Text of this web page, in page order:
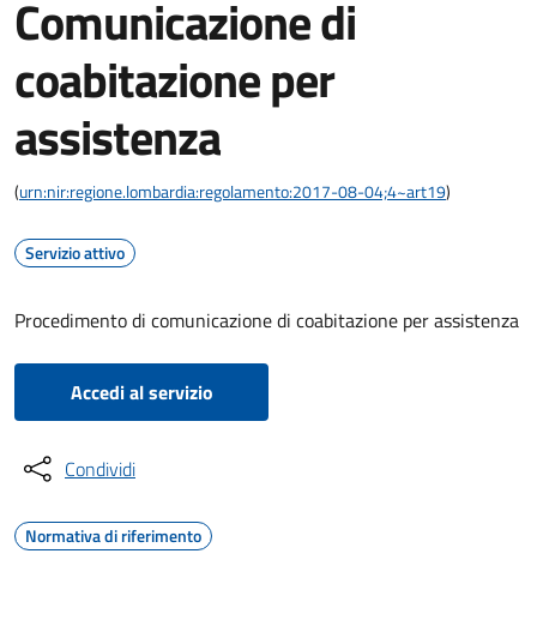
Comunicazione di
coabitazione per
assistenza
(urn:nir:regione.lombardia:regolamento:2017-08-04;4~art19)
Servizio attivo
Procedimento di comunicazione di coabitazione per assistenza
Accedi al servizio
Condividi
Normativa di riferimento